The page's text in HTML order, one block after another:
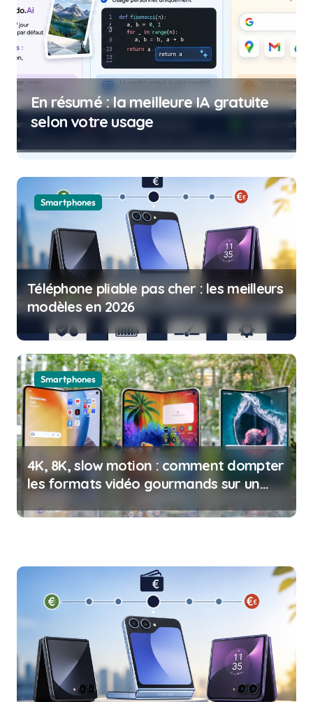
Test performance PC : comment
évaluer la puissance de votre
Smartphones
Téléphone pliable pas cher : les meilleurs
modèles en 2026
Smartphones
4K, 8K, slow motion : comment dompter
les formats vidéo gourmands sur un